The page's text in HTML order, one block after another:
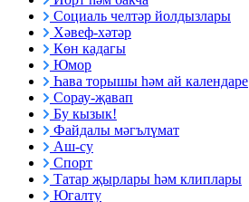
Социаль челтәр йолдызлары
Хәвеф-хәтәр
Көн кадагы
Юмор
Һава торышы һәм ай календаре
Сорау-җавап
Бу кызык!
Файдалы мәгълүмат
Аш-су
Спорт
Татар җырлары һәм клиплары
Югалту